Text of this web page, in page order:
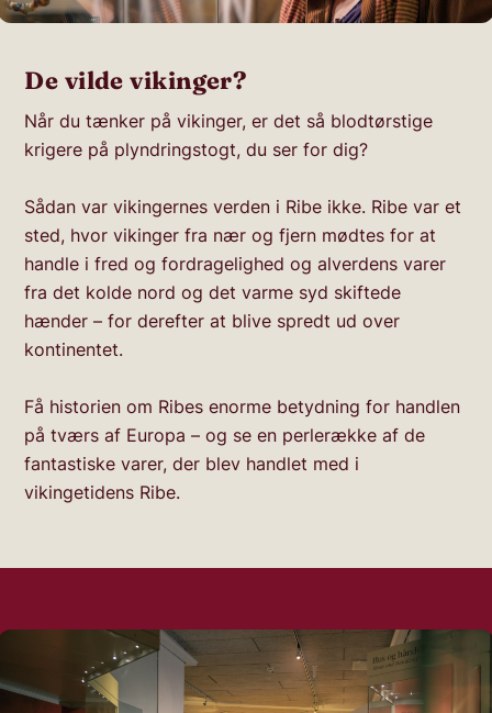
De vilde vikinger?
Når du tænker på vikinger, er det så blodtørstige
krigere på plyndringstogt, du ser for dig?
Sådan var vikingernes verden i Ribe ikke. Ribe var et
sted, hvor vikinger fra nær og fjern mødtes for at
handle i fred og fordragelighed og alverdens varer
fra det kolde nord og det varme syd skiftede
hænder – for derefter at blive spredt ud over
kontinentet.
Få historien om Ribes enorme betydning for handlen
på tværs af Europa – og se en perlerække af de
fantastiske varer, der blev handlet med i
vikingetidens Ribe.